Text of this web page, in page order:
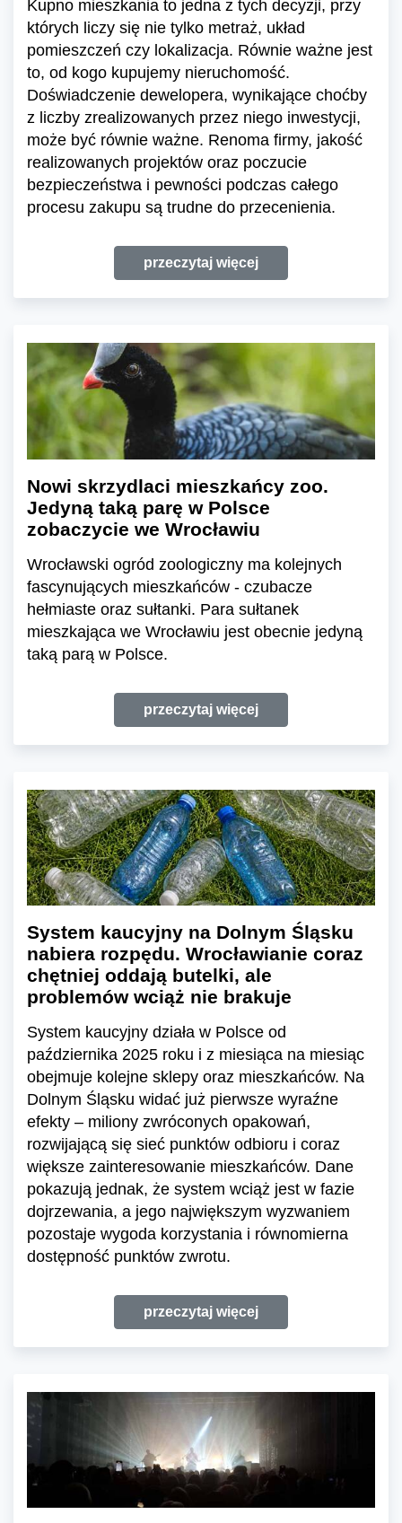
Kupno mieszkania to jedna z tych decyzji, przy
których liczy się nie tylko metraż, układ
pomieszczeń czy lokalizacja. Równie ważne jest
to, od kogo kupujemy nieruchomość.
Doświadczenie dewelopera, wynikające choćby
z liczby zrealizowanych przez niego inwestycji,
może być równie ważne. Renoma firmy, jakość
realizowanych projektów oraz poczucie
bezpieczeństwa i pewności podczas całego
procesu zakupu są trudne do przecenienia.
przeczytaj więcej
Nowi skrzydlaci mieszkańcy zoo.
Jedyną taką parę w Polsce
zobaczycie we Wrocławiu
Wrocławski ogród zoologiczny ma kolejnych
fascynujących mieszkańców - czubacze
hełmiaste oraz sułtanki. Para sułtanek
mieszkająca we Wrocławiu jest obecnie jedyną
taką parą w Polsce.
przeczytaj więcej
System kaucyjny na Dolnym Śląsku
nabiera rozpędu. Wrocławianie coraz
chętniej oddają butelki, ale
problemów wciąż nie brakuje
System kaucyjny działa w Polsce od
października 2025 roku i z miesiąca na miesiąc
obejmuje kolejne sklepy oraz mieszkańców. Na
Dolnym Śląsku widać już pierwsze wyraźne
efekty – miliony zwróconych opakowań,
rozwijającą się sieć punktów odbioru i coraz
większe zainteresowanie mieszkańców. Dane
pokazują jednak, że system wciąż jest w fazie
dojrzewania, a jego największym wyzwaniem
pozostaje wygoda korzystania i równomierna
dostępność punktów zwrotu.
przeczytaj więcej